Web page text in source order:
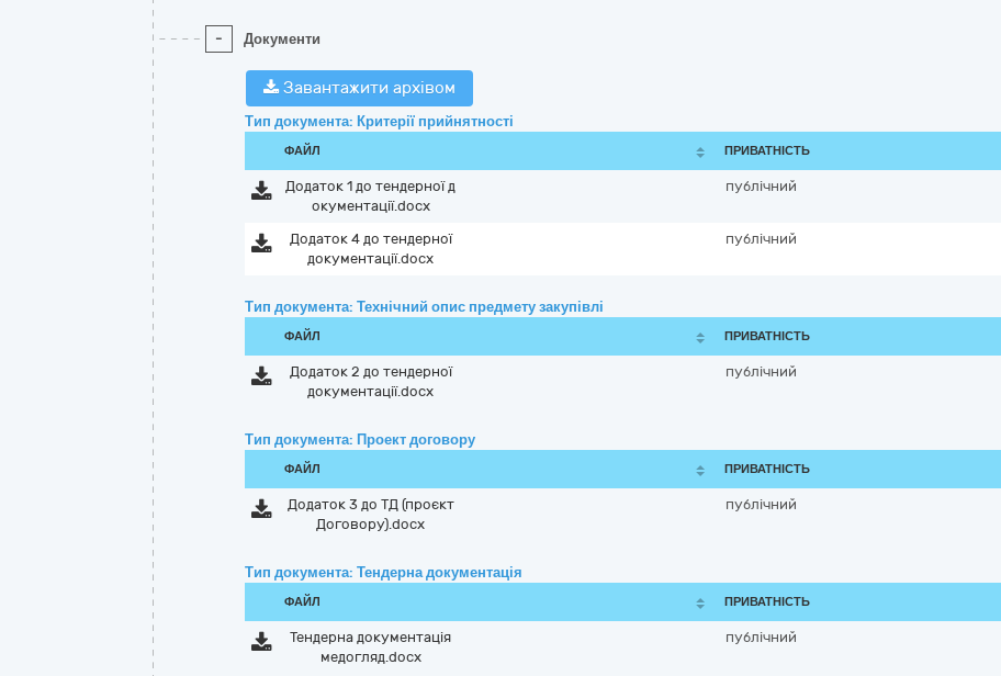
- Документи
Завантажити архівом
Тип документа: Критерії прийнятності
ФАЙЛ ПРИВАТНІСТЬ
Додаток 1 до тендерної д
окументації.docx
публічний
Додаток 4 до тендерної
документації.docx
публічний
Тип документа: Технічний опис предмету закупівлі
ФАЙЛ ПРИВАТНІСТЬ
Додаток 2 до тендерної
документації.docx
публічний
Тип документа: Проект договору
ФАЙЛ ПРИВАТНІСТЬ
Додаток 3 до ТД (проєкт
Договору).docx
публічний
Тип документа: Тендерна документація
ФАЙЛ ПРИВАТНІСТЬ
Тендерна документація
медогляд.docx
публічний